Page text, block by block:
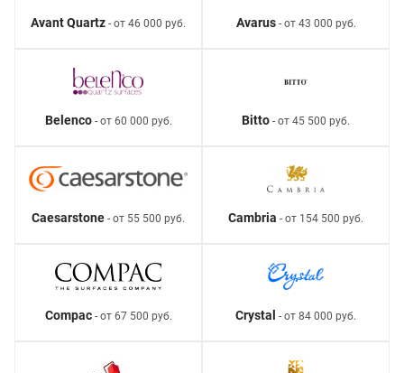
Avant Quartz - от 46 000 руб. Avarus- от 43 000 руб.
Belenco- от 60 000 руб. Bitto - от 45 500 руб.
Caesarstone - от 55 500 руб. Cambria - от 154 500 руб.
Compac- от 67 500 руб. Crystal - от 84 000 руб.